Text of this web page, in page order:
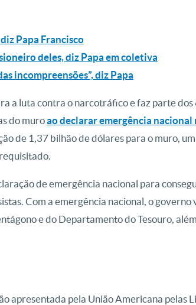
Papa Francisco
deles, diz Papa em coletiva
incompreensões”, diz Papa
a luta contra o narcotráfico e faz parte dos
do muroao declarar emergência
de 1,37 bilhão de dólares para o muro,
de emergência nacional para
Com a emergência nacional, o
e do Departamento do Tesouro,
apresentada pela União Americana pelas